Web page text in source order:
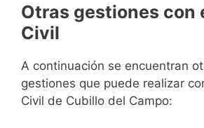
Otras gestiones con
Civil
A continuación se encuentran
gestiones que puede realizar
Civil de Cubillo del Campo: